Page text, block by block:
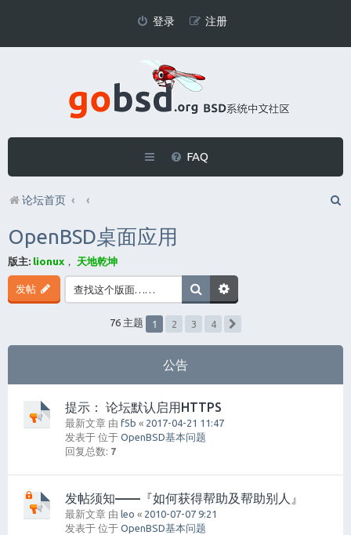
登录 注册
FAQ
论坛首页
OpenBSD桌面应用
版主: lionux ， 天地乾坤
发帖
76 主题 1 2 3
4
公告
提示： 论坛默认启用HTTPS
最新文章 由 f5b « 2017-04-21 11:47
发表于 位于 OpenBSD基本问题
回复总数: 7
发帖须知——『如何获得帮助及帮助别人』
最新文章 由 leo « 2010-07-07 9:21
发表于 位于 OpenBSD基本问题